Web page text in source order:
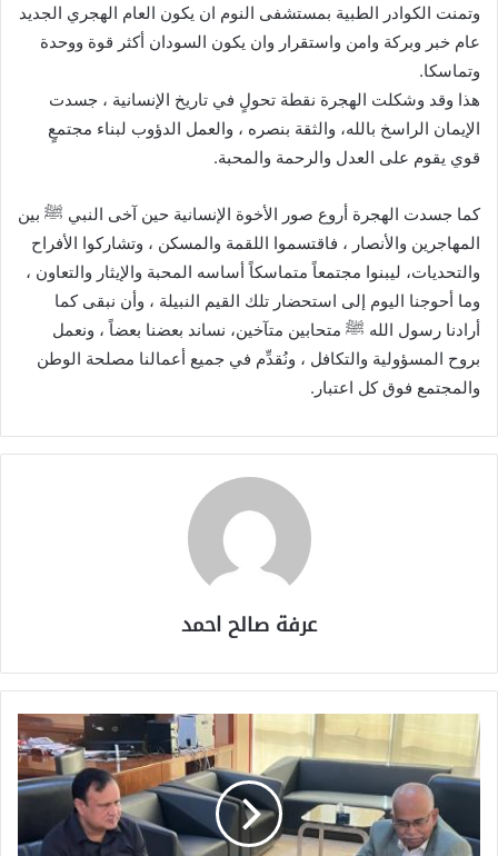
وتمنت الكوادر الطبية بمستشفى النوم ان يكون العام الهجري الجديد
عام خبر وبركة وامن واستقرار وان يكون السودان أكثر قوة ووحدة
وتماسكا.
هذا وقد وشكلت الهجرة نقطة تحولٍ في تاريخ الإنسانية ، جسدت
الإيمان الراسخ بالله، والثقة بنصره ، والعمل الدؤوب لبناء مجتمعٍ
قوي يقوم على العدل والرحمة والمحبة.
كما جسدت الهجرة أروع صور الأخوة الإنسانية حين آخى النبي ﷺ بين
المهاجرين والأنصار ، فاقتسموا اللقمة والمسكن ، وتشاركوا الأفراح
والتحديات، ليبنوا مجتمعاً متماسكاً أساسه المحبة والإيثار والتعاون ،
وما أحوجنا اليوم إلى استحضار تلك القيم النبيلة ، وأن نبقى كما
أرادنا رسول الله ﷺ متحابين متآخين، نساند بعضنا بعضاً ، ونعمل
بروح المسؤولية والتكافل ، ونُقدِّم في جميع أعمالنا مصلحة الوطن
والمجتمع فوق كل اعتبار.
عرفة صالح احمد